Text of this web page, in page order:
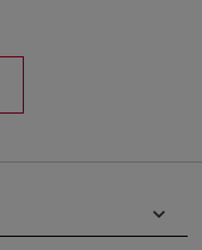
keyboard_arrow_down